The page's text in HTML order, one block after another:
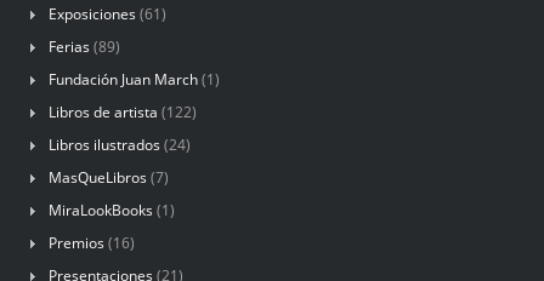
Exposiciones (61)
Ferias (89)
Fundación Juan March(1)
Libros de artista (122)
Libros ilustrados (24)
MasQueLibros (7)
MiraLookBooks (1)
Premios (16)
Presentaciones (21)